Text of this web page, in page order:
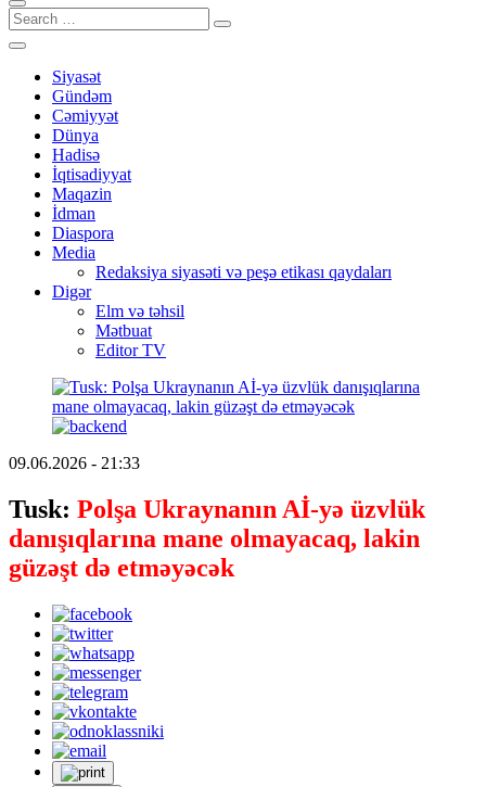
Siyasət
Gündəm
Cəmiyyət
Dünya
Hadisə
İqtisadiyyat
Maqazin
İdman
Diaspora
Media
Redaksiya siyasəti və peşə etikası qaydaları
Digər
Elm və təhsil
Mətbuat
Editor TV
09.06.2026 - 21:33
Tusk: Polşa Ukraynanın Aİ-yə üzvlük
danışıqlarına mane olmayacaq, lakin
güzəşt də etməyəcək